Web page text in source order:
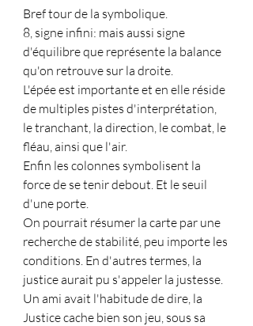
Bref tour de la symbolique.
8, signe infini: mais aussi signe
d'équilibre que représente la balance
qu'on retrouve sur la droite.
L'épée est importante et en elle réside
de multiples pistes d'interprétation,
le tranchant, la direction, le combat, le
fléau, ainsi que l'air.
Enfin les colonnes symbolisent la
force de se tenir debout. Et le seuil
d'une porte.
On pourrait résumer la carte par une
recherche de stabilité, peu importe les
conditions. En d'autres termes, la
justice aurait pu s'appeler la justesse.
Un ami avait l'habitude de dire, la
Justice cache bien son jeu, sous sa